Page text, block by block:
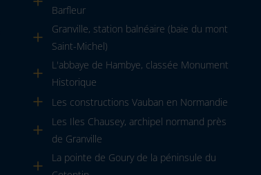
Barfleur
Granville, station balnéaire (baie du mont
Saint-Michel)
L'abbaye de Hambye, classée Monument
Historique
Les constructions Vauban en Normandie
Les Iles Chausey, archipel normand près
de Granville
La pointe de Goury de la péninsule du